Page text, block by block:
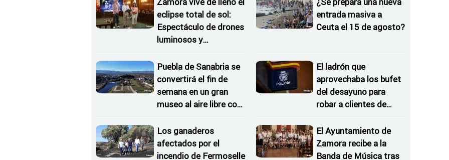
eclipse total de sol:
Espectáculo de drones
luminosos y
Estrellas
Puebla de Sanabria se
convertirá el fin de
semana en un gran
museo al aire libre con
Los ganaderos
afectados por el
incendio de Fermoselle
entrada masiva a
Ceuta el 15 de agosto?
El ladrón que
aprovechaba los bufet
del desayuno para
robar a clientes de
El Ayuntamiento de
Zamora recibe a la
Banda de Música tras